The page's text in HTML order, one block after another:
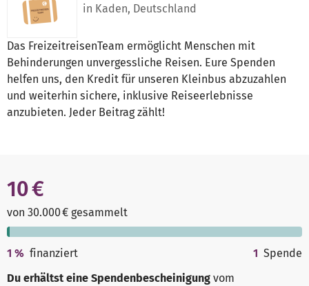
in Kaden, Deutschland
Das FreizeitreisenTeam ermöglicht Menschen mit
Behinderungen unvergessliche Reisen. Eure Spenden
helfen uns, den Kredit für unseren Kleinbus abzuzahlen
und weiterhin sichere, inklusive Reiseerlebnisse
anzubieten. Jeder Beitrag zählt!
10 €
von 30.000 € gesammelt
1 % finanziert 1 Spende
Du erhältst eine Spendenbescheinigung vom